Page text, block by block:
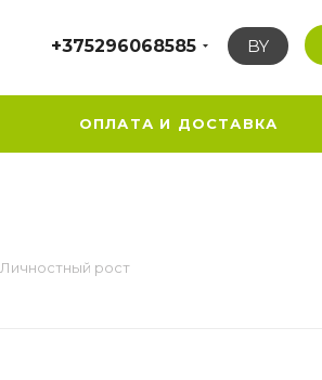
+375296068585 BY
ОПЛАТА И ДОСТАВКА
Личностный рост